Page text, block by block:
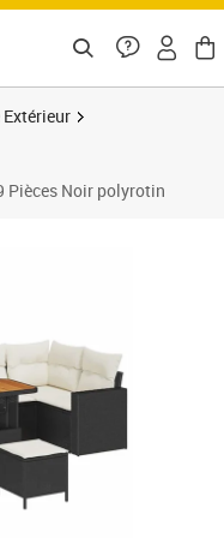
Pièces Noir polyrotin